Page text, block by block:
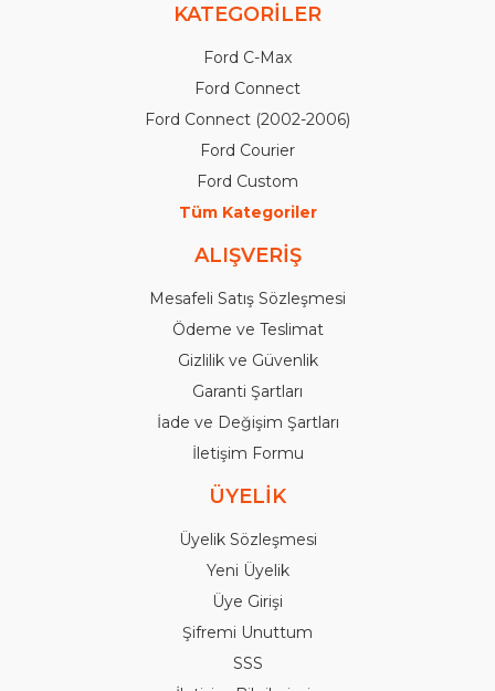
KATEGORİLER
Ford C-Max
Ford Connect
Ford Connect (2002-2006)
Ford Courier
Ford Custom
Tüm Kategoriler
ALIŞVERİŞ
Mesafeli Satış Sözleşmesi
Ödeme ve Teslimat
Gizlilik ve Güvenlik
Garanti Şartları
İade ve Değişim Şartları
İletişim Formu
ÜYELİK
Üyelik Sözleşmesi
Yeni Üyelik
Üye Girişi
Şifremi Unuttum
SSS